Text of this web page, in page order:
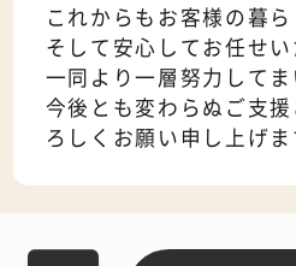
これからもお客様の暮ら
そして安心してお任せ
一同より一層努力してま
今後とも変わらぬご支
ろしくお願い申し上げま